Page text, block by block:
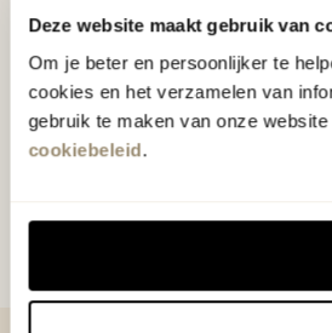
Deze website maakt gebruik van
Om je beter en persoonlijker te
cookies en het verzamelen van
gebruik te maken van onze
cookiebeleid.
verrassende
Door te abonneren op onze
Algemene